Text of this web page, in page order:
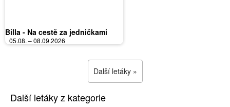
Billa - Na cestě za jedničkami
05.08. – 08.09.2026
Další letáky »
Další letáky z kategorie